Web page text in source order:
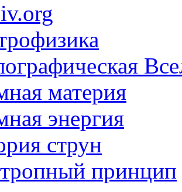
материя
энергия
струн
принцип